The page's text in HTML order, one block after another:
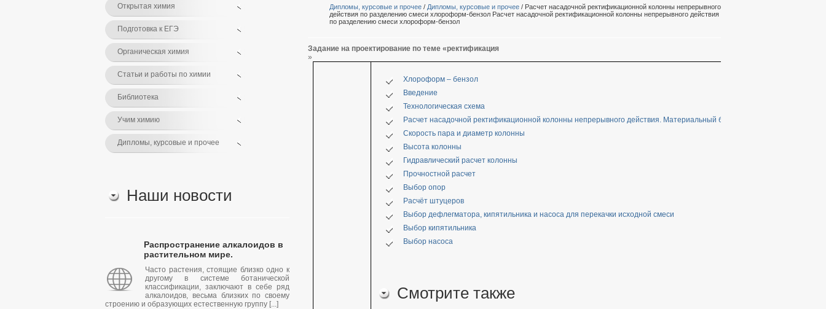
Открытая химия
Подготовка к ЕГЭ
Органическая химия
Статьи и работы по химии
Библиотека
Учим химию
Дипломы, курсовые и прочее
Наши новости
Распространение алкалоидов в
растительном мире.
Часто растения, стоящие близко одно к
другому в системе ботанической
классификации, заключают в себе ряд
алкалоидов, весьма близких по своему
строению и образующих естественную группу [...]
Дипломы, курсовые и прочее / Дипломы, курсовые и прочее / Расчет насадочной ректификационной колонны непрерывного
действия по разделению смеси хлороформ-бензол Расчет насадочной ректификационной колонны непрерывного действия
по разделению смеси хлороформ-бензол
Задание на проектирование по теме «ректификация
»
Хлороформ – бензол
Введение
Технологическая схема
Расчет насадочной ректификационной колонны непрерывного действия. Материальный баланс колонны и рабочее
Скорость пара и диаметр колонны
Высота колонны
Гидравлический расчет колонны
Прочностной расчет
Выбор опор
Расчёт штуцеров
Выбор дефлегматора, кипятильника и насоса для перекачки исходной смеси
Выбор кипятильника
Выбор насоса
Смотрите также